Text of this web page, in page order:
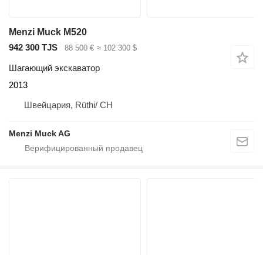
Menzi Muck M520
942 300 TJS
88 500 € ≈ 102 300 $
Шагающий экскаватор
2013
Швейцария, Rüthi/ CH
Menzi Muck AG